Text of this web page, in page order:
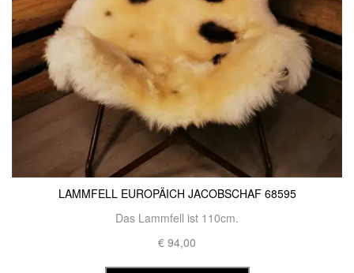
LAMMFELL EUROPÄICH JACOBSCHAF 68595
Das Lammfell ist 110cm.
€ 94,00